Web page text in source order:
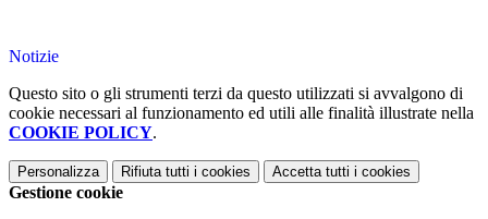
Notizie
Questo sito o gli strumenti terzi da questo utilizzati si avvalgono di
cookie necessari al funzionamento ed utili alle finalità illustrate nella
COOKIE POLICY.
Personalizza Rifiuta tutti i cookies Accetta tutti i cookies
Gestione cookie